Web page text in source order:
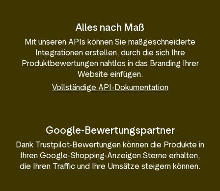
Alles nach Maß
Mit unseren APIs können Sie maßgeschneiderte
Integrationen erstellen, durch die sich Ihre
Produktbewertungen nahtlos in das Branding Ihrer
Website einfügen.
Vollständige API-Dokumentation
Google-Bewertungspartner
Dank Trustpilot-Bewertungen können die Produkte in
Ihren Google-Shopping-Anzeigen Sterne erhalten,
die Ihren Traffic und Ihre Umsätze steigern können.